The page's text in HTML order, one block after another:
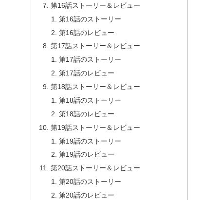
第16話ストーリー＆レビュー
第16話のストーリー
第16話のレビュー
第17話ストーリー＆レビュー
第17話のストーリー
第17話のレビュー
第18話ストーリー＆レビュー
第18話のストーリー
第18話のレビュー
第19話ストーリー＆レビュー
第19話のストーリー
第19話のレビュー
第20話ストーリー＆レビュー
第20話のストーリー
第20話のレビュー